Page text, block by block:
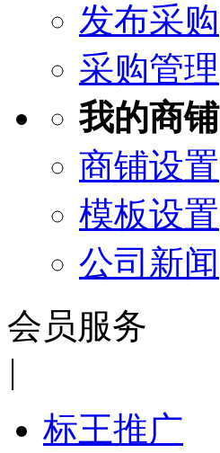
发布采购
采购管理
我的商铺
商铺设置
模板设置
公司新闻
会员服务
|
标王推广